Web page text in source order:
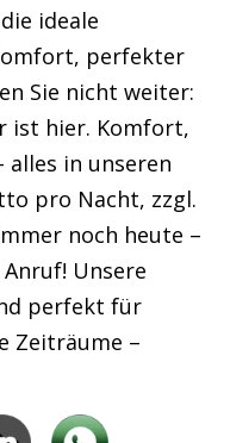
ideale
perfekter
Sie nicht weiter:
ist hier. Komfort,
alles in unseren
pro Nacht, zzgl.
noch heute –
Unsere
perfekt für
Zeiträume –